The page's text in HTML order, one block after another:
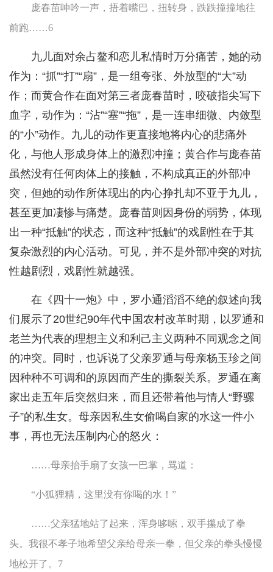
庞春苗呻吟一声，捂着嘴巴，扭转身，跌跌撞撞地往
前跑……6
九儿面对余占鳌和恋儿私情时万分痛苦，她的动
作为：“抓”“打”“扇”，是一组夸张、外放型的“大”动
作；而黄合作在面对第三者庞春苗时，咬破指尖写下
血字，动作为：“沾”“塞”“拖”，是一连串细微、内敛型
的“小”动作。九儿的动作更直接地将内心的悲痛外
化，与他人形成身体上的激烈冲撞；黄合作与庞春苗
虽然没有任何肉体上的接触，不构成真正的外部冲
突，但她的动作所体现出的内心挣扎却不亚于九儿，
甚至更加凄惨与痛楚。庞春苗则因身份的弱势，体现
出一种“抵触”的状态，而这种“抵触”的戏剧性在于其
复杂激烈的内心活动。可见，并不是外部冲突的对抗
性越剧烈，戏剧性就越强。
在《四十一炮》中，罗小通滔滔不绝的叙述向我
们展示了20世纪90年代中国农村改革时期，以罗通和
老兰为代表的理想主义和利己主义两种不同观念之间
的冲突。同时，也诉说了父亲罗通与母亲杨玉珍之间
因种种不可调和的原因而产生的撕裂关系。罗通在离
家出走五年后突然归来，而且还带着他与情人“野骡
子”的私生女。母亲因私生女偷喝自家的水这一件小
事，再也无法压制内心的怒火：
……母亲抬手扇了女孩一巴掌，骂道：
“小狐狸精，这里没有你喝的水！”
……父亲猛地站了起来，浑身哆嗦，双手攥成了拳
头。我很不孝子地希望父亲给母亲一拳，但父亲的拳头慢慢
地松开了。7